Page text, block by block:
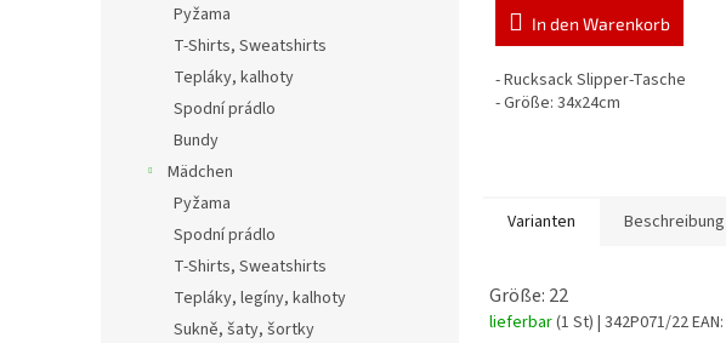
Pyžama
T-Shirts, Sweatshirts
Tepláky, kalhoty
Spodní prádlo
Bundy
Mädchen
Pyžama
Spodní prádlo
T-Shirts, Sweatshirts
Tepláky, legíny, kalhoty
Sukně, šaty, šortky
In den Warenkorb
- Rucksack Slipper-Tasche
- Größe: 34x24cm
Varianten Beschreibung
Größe: 22
lieferbar(1 St) | 342P071/22EAN: